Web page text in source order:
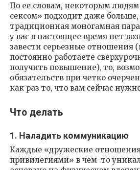
По ее словам, некоторым
сексом» подходит даже
традиционная моногамная
у вас в настоящее время нет
завести серьезные отношения
постоянно работаете
получить повышение), то,
обязательств при четко
как раз то, что вам сейчас
Что делать
1. Наладить коммуникацию
Каждые «дружеские
привилегиями» в чем-то